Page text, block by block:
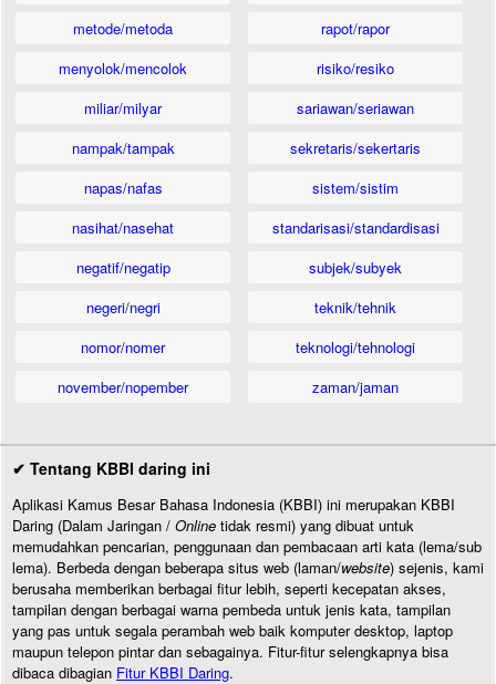
metode/metoda
menyolok/mencolok
miliar/milyar
nampak/tampak
napas/nafas
nasihat/nasehat
negatif/negatip
negeri/negri
nomor/nomer
november/nopember
rapot/rapor
risiko/resiko
sariawan/seriawan
sekretaris/sekertaris
sistem/sistim
standarisasi/standardisasi
subjek/subyek
teknik/tehnik
teknologi/tehnologi
zaman/jaman
✔ Tentang KBBI daring ini
Aplikasi Kamus Besar Bahasa Indonesia (KBBI) ini merupakan KBBI
Daring (Dalam Jaringan / Online tidak resmi) yang dibuat untuk
memudahkan pencarian, penggunaan dan pembacaan arti kata (lema/sub
lema). Berbeda dengan beberapa situs web (laman/website) sejenis, kami
berusaha memberikan berbagai fitur lebih, seperti kecepatan akses,
tampilan dengan berbagai warna pembeda untuk jenis kata, tampilan
yang pas untuk segala perambah web baik komputer desktop, laptop
maupun telepon pintar dan sebagainya. Fitur-fitur selengkapnya bisa
dibaca dibagian Fitur KBBI Daring.